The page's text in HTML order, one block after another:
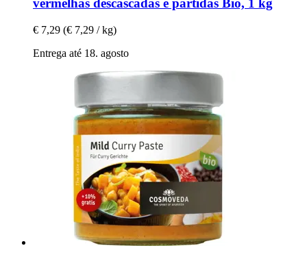
vermelhas descascadas e partidas Bio, 1 kg
€ 7,29 (€ 7,29 / kg)
Entrega até 18. agosto